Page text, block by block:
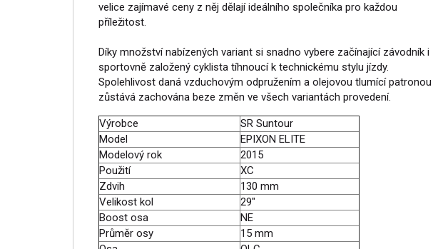
velice zajímavé ceny z něj dělají ideálního společníka pro každou
příležitost.
Díky množství nabízených variant si snadno vybere začínající závodník i
sportovně založený cyklista tíhnoucí k technickému stylu jízdy.
Spolehlivost daná vzduchovým odpružením a olejovou tlumící patronou
zůstává zachována beze změn ve všech variantách provedení.
Výrobce
SR Suntour
Model
EPIXON ELITE
Modelový rok
2015
Použití
XC
Zdvih
130 mm
Velikost kol
29"
Boost osa
NE
Průměr osy
15 mm